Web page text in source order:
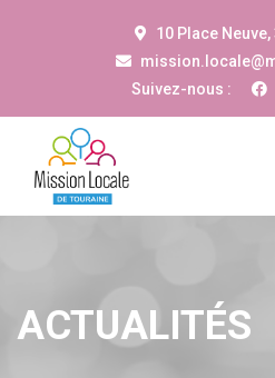
10 Place
Suivez-nous :
ACTUALITÉS